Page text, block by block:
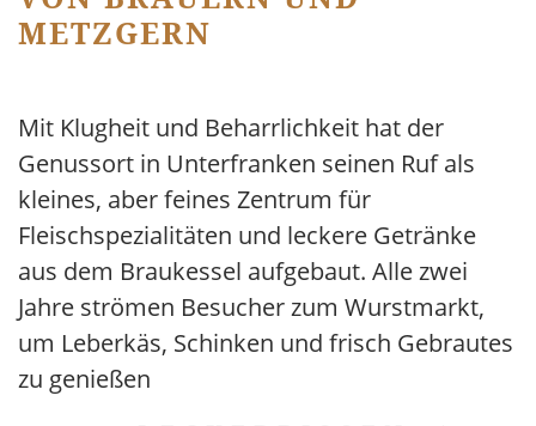
METZGERN
Mit Klugheit und Beharrlichkeit hat der
Genussort in Unterfranken seinen Ruf als
kleines, aber feines Zentrum für
Fleischspezialitäten und leckere Getränke
aus dem Braukessel aufgebaut. Alle zwei
Jahre strömen Besucher zum Wurstmarkt,
um Leberkäs, Schinken und frisch Gebrautes
zu genießen